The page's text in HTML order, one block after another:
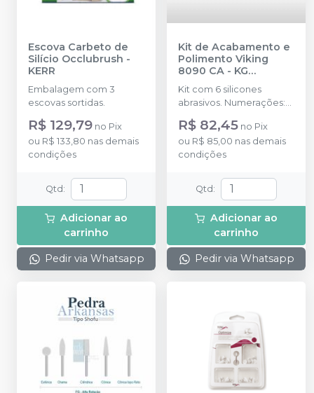
Escova Carbeto de
Silício Occlubrush -
KERR
Embalagem com 3
escovas sortidas.
R$ 129,79 no Pix
ou R$ 133,80 nas demais
condições
Qtd :
Adicionar ao
carrinho
Pedir via Whatsapp
Kit de Acabamento e
Polimento Viking
8090 CA - KG
Kit com 6 silicones
abrasivos. Numerações:
8092FF, 8093FF, 8094FF.
R$ 82,45 no Pix
ou R$ 85,00 nas demais
condições
Qtd :
Adicionar ao
carrinho
Pedir via Whatsapp